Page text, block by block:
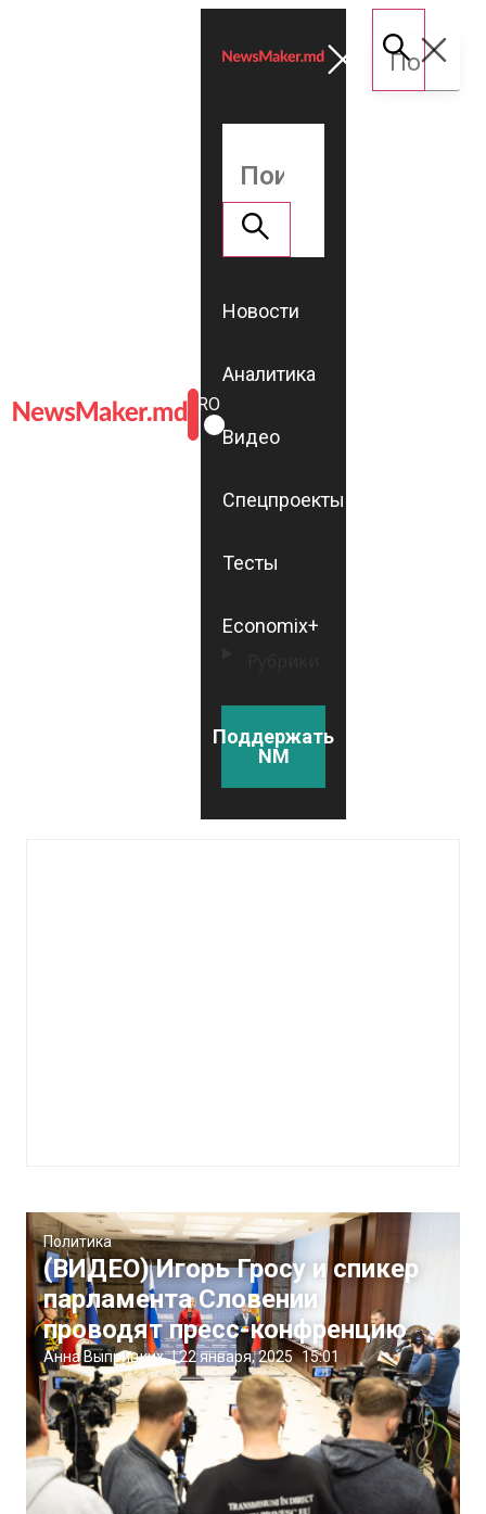
ROMÂNĂ
RU
Новости
Аналитика
Видео
Спецпроекты
Тесты
Economix+
Поддержать
NM
Политика
(ВИДЕО) Игорь Гросу и спикер
парламента Словении
проводят пресс-конфренцию
Анна Выприцких |22 января, 2025 15:01